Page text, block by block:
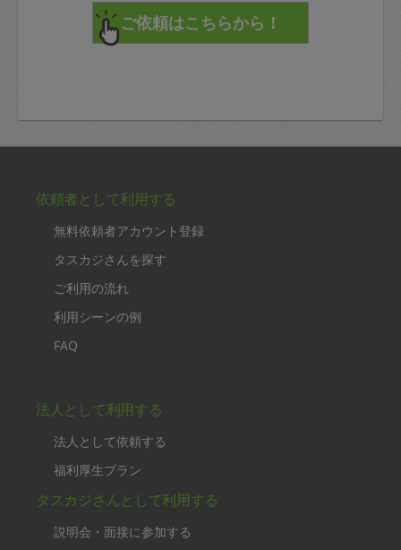
依頼者として利用する
無料依頼者アカウント登録
タスカジさんを探す
ご利用の流れ
利用シーンの例
FAQ
法人として利用する
法人として依頼する
福利厚生プラン
タスカジさんとして利用する
説明会・面接に参加する